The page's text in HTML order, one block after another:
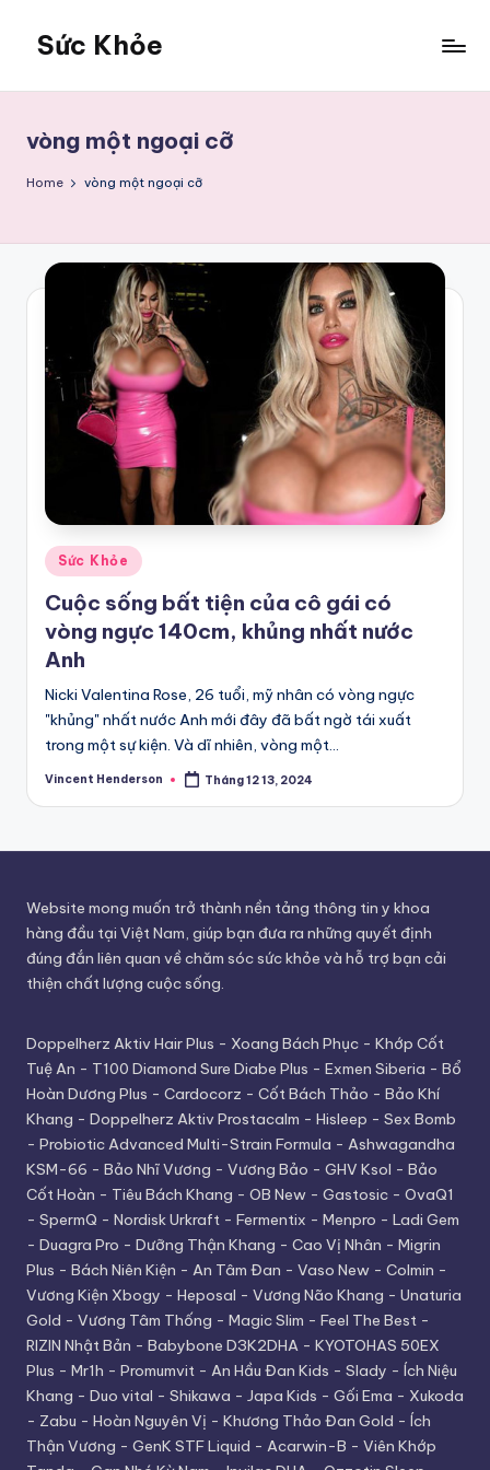
content
Sức Khỏe
vòng một ngoại cỡ
Home vòng một ngoại cỡ
Posted
in
Sức Khỏe
Cuộc sống bất tiện của cô gái có
vòng ngực 140cm, khủng nhất nước
Anh
Nicki Valentina Rose, 26 tuổi, mỹ nhân có vòng ngực
"khủng" nhất nước Anh mới đây đã bất ngờ tái xuất
trong một sự kiện. Và dĩ nhiên, vòng một…
Posted
Vincent Henderson Tháng 12 13, 2024
Website mong muốn trở thành nền tảng thông tin y khoa
hàng đầu tại Việt Nam, giúp bạn đưa ra những quyết định
đúng đắn liên quan về chăm sóc sức khỏe và hỗ trợ bạn cải
thiện chất lượng cuộc sống.
Doppelherz Aktiv Hair Plus - Xoang Bách Phục - Khớp Cốt
Tuệ An - T100 Diamond Sure Diabe Plus - Exmen Siberia - Bổ
Hoàn Dương Plus - Cardocorz - Cốt Bách Thảo - Bảo Khí
Khang - Doppelherz Aktiv Prostacalm - Hisleep - Sex Bomb
- Probiotic Advanced Multi-Strain Formula - Ashwagandha
KSM-66 - Bảo Nhĩ Vương - Vương Bảo - GHV Ksol - Bảo
Cốt Hoàn - Tiêu Bách Khang - OB New - Gastosic - OvaQ1
- SpermQ - Nordisk Urkraft - Fermentix - Menpro - Ladi Gem
- Duagra Pro - Dưỡng Thận Khang - Cao Vị Nhân - Migrin
Plus - Bách Niên Kiện - An Tâm Đan - Vaso New - Colmin -
Vương Kiện Xbogy - Heposal - Vương Não Khang - Unaturia
Gold - Vương Tâm Thống - Magic Slim - Feel The Best -
RIZIN Nhật Bản - Babybone D3K2DHA - KYOTOHAS 50EX
Plus - Mr1h - Promumvit - An Hầu Đan Kids - Slady - Ích Niệu
Khang - Duo vital - Shikawa - Japa Kids - Gối Ema - Xukoda
- Zabu - Hoàn Nguyên Vị - Khương Thảo Đan Gold - Ích
Thận Vương - GenK STF Liquid - Acarwin-B - Viên Khớp